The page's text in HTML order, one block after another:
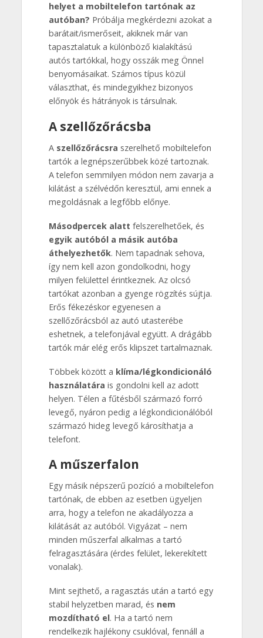
helyet a mobiltelefon tartónak az
autóban? Próbálja megkérdezni azokat a
barátait/ismerőseit, akiknek már van
tapasztalatuk a különböző kialakítású
autós tartókkal, hogy osszák meg Önnel
benyomásaikat. Számos típus közül
választhat, és mindegyikhez bizonyos
előnyök és hátrányok is társulnak.
A szellőzőrácsba
A szellőzőrácsra szerelhető mobiltelefon
tartók a legnépszerűbbek közé tartoznak.
A telefon semmilyen módon nem zavarja a
kilátást a szélvédőn keresztül, ami ennek a
megoldásnak a legfőbb előnye.
Másodpercek alatt felszerelhetőek, és
egyik autóból a másik autóba
áthelyezhetők. Nem tapadnak sehova,
így nem kell azon gondolkodni, hogy
milyen felülettel érintkeznek. Az olcsó
tartókat azonban a gyenge rögzítés sújtja.
Erős fékezéskor egyenesen a
szellőzőrácsból az autó utasterébe
eshetnek, a telefonjával együtt. A drágább
tartók már elég erős klipszet tartalmaznak.
Többek között a klíma/légkondicionáló
használatára is gondolni kell az adott
helyen. Télen a fűtésből származó forró
levegő, nyáron pedig a légkondicionálóból
származó hideg levegő károsíthatja a
telefont.
A műszerfalon
Egy másik népszerű pozíció a mobiltelefon
tartónak, de ebben az esetben ügyeljen
arra, hogy a telefon ne akadályozza a
kilátását az autóból. Vigyázat – nem
minden műszerfal alkalmas a tartó
felragasztására (érdes felület, lekerekített
vonalak).
Mint sejthető, a ragasztás után a tartó egy
stabil helyzetben marad, és nem
mozdítható el. Ha a tartó nem
rendelkezik hajlékony csuklóval, fennáll a